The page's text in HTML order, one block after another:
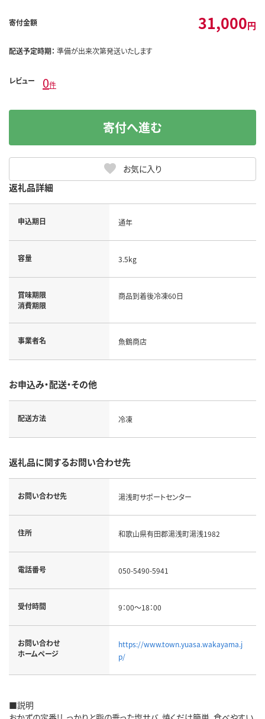
寄付金額 31,000円
配送予定時期： 準備が出来次第発送いたします
レビュー 0件
お気に入り
寄付へ進む
返礼品詳細
申込期日 通年
容量 3.5kg
賞味期限
消費期限
商品到着後冷凍60日
事業者名 魚鶴商店
お申込み・配送・その他
配送方法 冷凍
返礼品に関するお問い合わせ先
お問い合わせ先 湯浅町サポートセンター
住所 和歌山県有田郡湯浅町湯浅1982
電話番号 050-5490-5941
受付時間 9：00～18：00
お問い合わせ
ホームページ
https://www.town.yuasa.wakayama.j
p/
■説明